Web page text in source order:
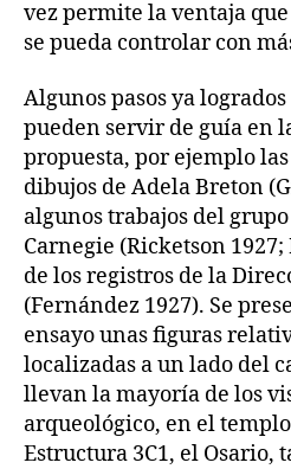
vez permite la ventaja
se pueda controlar con
Algunos pasos ya
pueden servir de guía en
propuesta, por ejemplo
dibujos de Adela Breton
algunos trabajos del
Carnegie (Ricketson
de los registros de la
(Fernández 1927). Se
ensayo unas figuras
localizadas a un lado del
llevan la mayoría de los
arqueológico, en el
Estructura 3C1, el Osario,